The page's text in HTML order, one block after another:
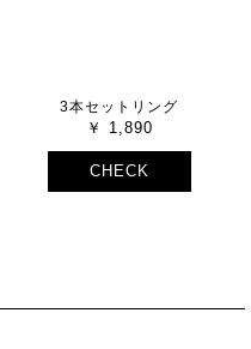
3本セットリング
1,890
CHECK